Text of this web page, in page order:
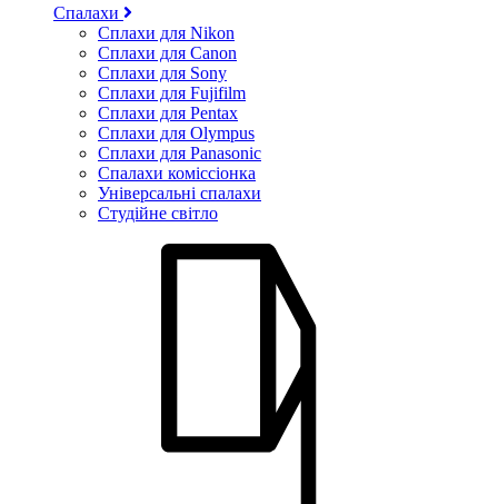
Спалахи
Сплахи для Nikon
Сплахи для Canon
Сплахи для Sony
Сплахи для Fujifilm
Сплахи для Pentax
Сплахи для Olympus
Сплахи для Panasonic
Спалахи коміссіонка
Універсальні спалахи
Студійне світло